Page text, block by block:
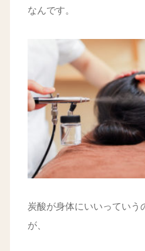
なんです。
炭酸が身体にいいっていう
が、